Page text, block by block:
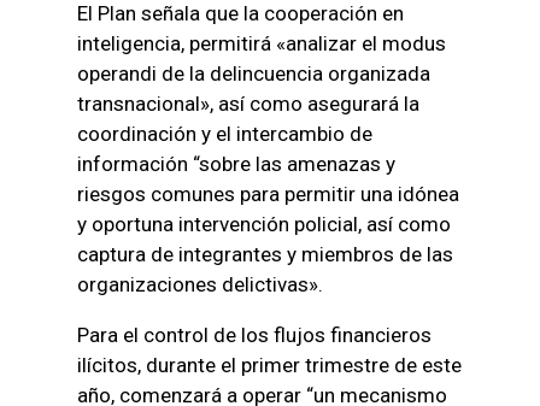
El Plan señala que la cooperación en
inteligencia, permitirá «analizar el modus
operandi de la delincuencia organizada
transnacional», así como asegurará la
coordinación y el intercambio de
información “sobre las amenazas y
riesgos comunes para permitir una idónea
y oportuna intervención policial, así como
captura de integrantes y miembros de las
organizaciones delictivas».
Para el control de los flujos financieros
ilícitos, durante el primer trimestre de este
año, comenzará a operar “un mecanismo